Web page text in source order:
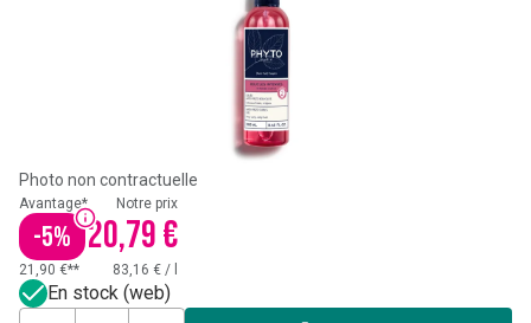
Photo non contractuelle
Avantage*
-5%
Notre prix
20,79 €
21,90 €** 83,16 € /
En stock (web)